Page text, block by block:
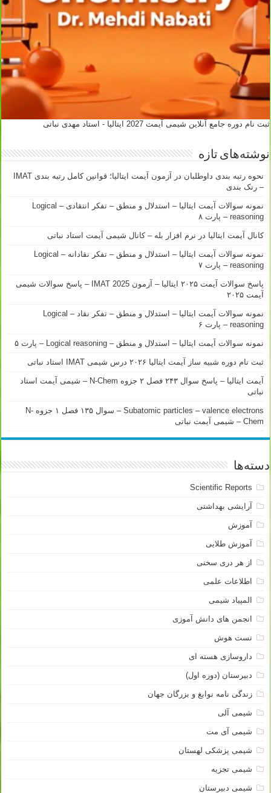
ثبت نام دوره جامع آنلاین شیمی آیمت 2027 ایتالیا - استاد مهدی نباتی
نوشته‌های تازه
نحوه رتبه بندی داوطلبان در آزمون آیمت ایتالیا؛ قوانین کامل رتبه بندی IMAT
– رنک بندی
نمونه سوالات آیمت ایتالیا – استدلال و منطق – تفکر انتقادی – Logical
reasoning – پارت ۸
کانال آیمت ایتالیا در نرم افزار بله – کانال شیمی آیمت استاد نباتی
نمونه سوالات آیمت ایتالیا – استدلال و منطق – تفکر نقادانه – Logical
reasoning – پارت ۷
پاسخ سوالات آیمت ۲۰۲۵ ایتالیا – آزمون IMAT 2025 – پاسخ سوالات شیمی
آیمت ۲۰۲۵
نمونه سوالات آیمت ایتالیا – استدلال و منطق – تفکر نقاد – Logical
reasoning – پارت ۶
نمونه سوالات آیمت ایتالیا – استدلال و منطق – Logical reasoning – پارت ۵
ثبت نام دوره شبیه ساز آیمت ایتالیا ۲۰۲۶ درس شیمی IMAT استاد نباتی
آیمت ایتالیا – پاسخ سوال ۲۴۳ فصل ۲ جزوه N-Chem – شیمی آیمت استاد
نباتی
Subatomic particles – valence electrons – سوال ۱۳۵ فصل ۱ جزوه N-
Chem – شیمی آیمت نباتی
دسته‌ها
Scientific Reports
آرایشی بهداشتی
آموزش
آموزش طلایی
از هر دری سخنی
اطلاعات علمی
المپیاد شیمی
انجمن های دانش آموزی
تست هوش
داروسازی هسته ای
دبیرستان (دوره اول)
زندگی نامه نوابغ و بزرگان جهان
شیمی آلی
شیمی آی مت
شیمی پزشکی لهستان
شیمی تجزیه
شیمی دبیرستان